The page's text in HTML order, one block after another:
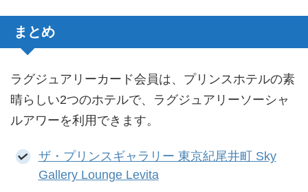
まとめ
ラグジュアリーカード会員は、プリンスホテルの素
晴らしい2つのホテルで、ラグジュアリーソーシャ
ルアワーを利用できます。
ザ・プリンスギャラリー 東京紀尾井町 Sky
Gallery Lounge Levita